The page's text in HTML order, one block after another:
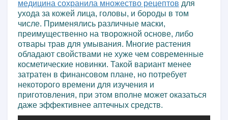
медицина сохранила множество рецептов для
ухода за кожей лица, головы, и бороды в том
числе. Применялись различные маски,
преимущественно на творожной основе, либо
отвары трав для умывания. Многие растения
обладают свойствами не хуже чем современные
косметические новинки. Такой вариант менее
затратен в финансовом плане, но потребует
некоторого времени для изучения и
приготовления, при этом вполне может оказаться
даже эффективнее аптечных средств.